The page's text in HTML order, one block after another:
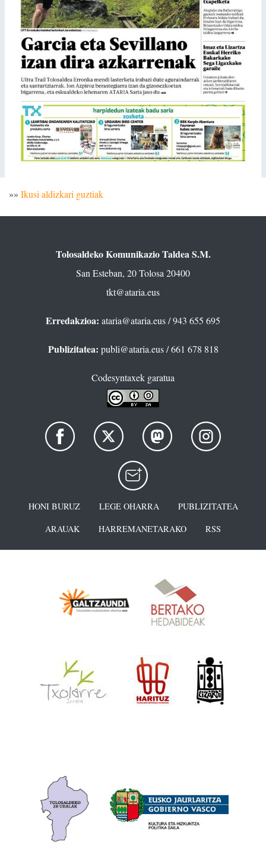
»» Ikusi aldizkari guztiak
Tolosaldeko Komunikazio Taldea S.M.
San Esteban, 20 Tolosa 20400
tkt@ataria.eus
Erredakzioa: ataria@ataria.eus/ 943 655 695
Publizitatea: publi@ataria.eus/ 661 678 818
Codesyntaxek garatua
HONI BURUZ LEGE OHARRA
PUBLIZITATEA
ARAUAK
HARREMANETARAKO RSS